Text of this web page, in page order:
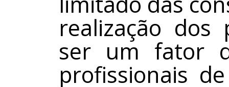
realização dos
ser um fator
profissionais